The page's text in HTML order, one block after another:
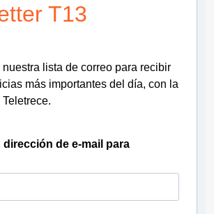
T13
nuestra lista de correo para recibir
más importantes del día, con la
dirección de e-mail para